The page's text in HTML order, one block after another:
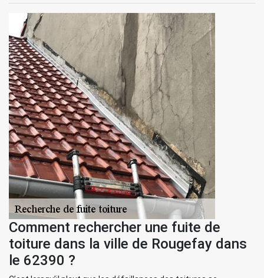
Comment rechercher une fuite de
toiture dans la ville de Rougefay dans
le 62390 ?